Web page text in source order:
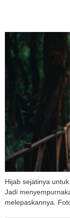
Hijab sejatinya
Jadi
melepaskannya.